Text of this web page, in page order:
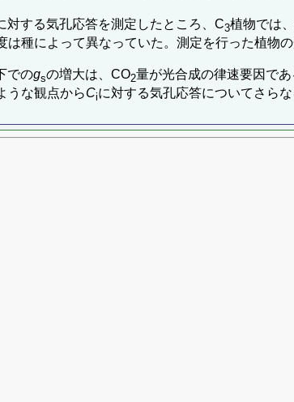
対する気孔応答を測定したところ、C3植物では
は種によって異なっていた。測定を行った植物
でのgsの増大は、CO2量が光合成の律速要因で
うな観点からCiに対する気孔応答についてさらな